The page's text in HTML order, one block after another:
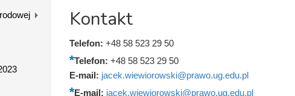
Kontakt
Telefon: +48 58 523 29 50
Telefon: +48 58 523 29 50
E-mail: jacek.wiewiorowski@prawo.ug.edu.pl
E-mail: jacek.wiewiorowski@prawo.ug.edu.pl